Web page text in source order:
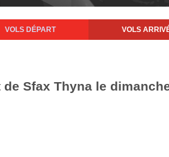
VOLS DÉPART VOLS
Sfax Thyna le